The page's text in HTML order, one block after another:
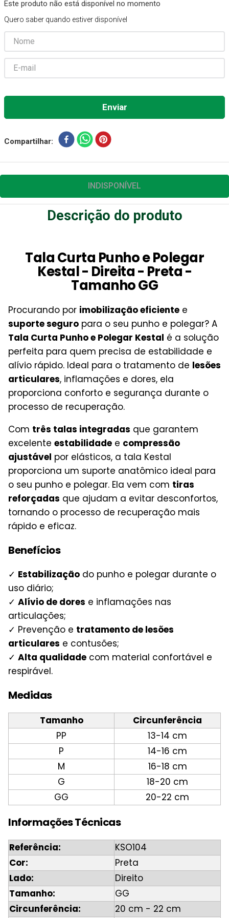
Este produto não está disponível no momento
Quero saber quando estiver disponível
Compartilhar
INDISPONÍVEL
Descrição do produto
Tala Curta Punho e Polegar
Kestal - Direita - Preta -
Tamanho GG
Procurando por imobilização eficiente e
suporte seguro para o seu punho e polegar? A
Tala Curta Punho e Polegar Kestal é a solução
perfeita para quem precisa de estabilidade e
alívio rápido. Ideal para o tratamento de lesões
articulares, inflamações e dores, ela
proporciona conforto e segurança durante o
processo de recuperação.
Com três talas integradas que garantem
excelente estabilidade e compressão
ajustável por elásticos, a tala Kestal
proporciona um suporte anatômico ideal para
o seu punho e polegar. Ela vem com tiras
reforçadas que ajudam a evitar desconfortos,
tornando o processo de recuperação mais
rápido e eficaz.
Benefícios
✓ Estabilização do punho e polegar durante o
uso diário;
✓ Alívio de dores e inflamações nas
articulações;
✓ Prevenção e tratamento de lesões
articulares e contusões;
✓ Alta qualidade com material confortável e
respirável.
Medidas
Tamanho
Circunferência
PP
13-14 cm
P
14-16 cm
M
16-18 cm
G
18-20 cm
GG
20-22 cm
Informações Técnicas
Referência:
KSO104
Cor:
Preta
Lado:
Direito
Tamanho:
GG
Circunferência:
20 cm - 22 cm
7 º Absorvente Geriatrico
8º Gaze Esteril
9º Gaze
10º